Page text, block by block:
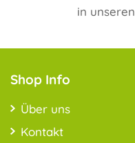
in
Shop Info
Über uns
Kontakt